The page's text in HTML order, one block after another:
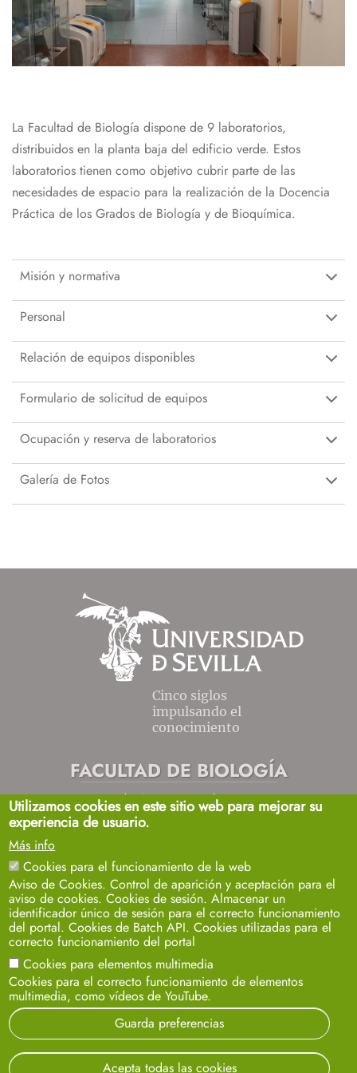
La Facultad de Biología dispone de 9 laboratorios,
distribuidos en la planta baja del edificio verde. Estos
laboratorios tienen como objetivo cubrir parte de las
necesidades de espacio para la realización de la Docencia
Práctica de los Grados de Biología y de Bioquímica.
Misión y normativa
Personal
Relación de equipos disponibles
Formulario de solicitud de equipos
Ocupación y reserva de laboratorios
Galería de Fotos
Cinco siglos
impulsando el
conocimiento
FACULTAD DE BIOLOGÍA
Avda. Reina Mercedes, s/n
Sevilla 41012.
Aviso legal Protección de datos
© 2024SIC - Universidad de Sevilla
Utilizamos cookies en este sitio web para mejorar su
experiencia de usuario.
Más info
Cookies para el funcionamiento de la web
Aviso de Cookies. Control de aparición y aceptación para el
aviso de cookies. Cookies de sesión. Almacenar un
identificador único de sesión para el correcto funcionamiento
del portal. Cookies de Batch API. Cookies utilizadas para el
correcto funcionamiento del portal
Cookies para elementos multimedia
Cookies para el correcto funcionamiento de elementos
multimedia, como vídeos de YouTube.
Guarda preferencias
Acepta todas las cookies